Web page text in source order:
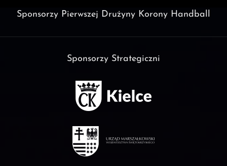
Sponsorzy Pierwszej Drużyny Korony Handball
Sponsorzy Strategiczni